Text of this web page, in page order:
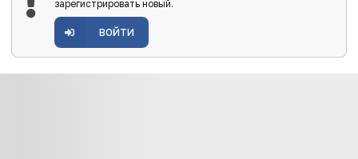
зарегистрировать новый.
ВОЙТИ